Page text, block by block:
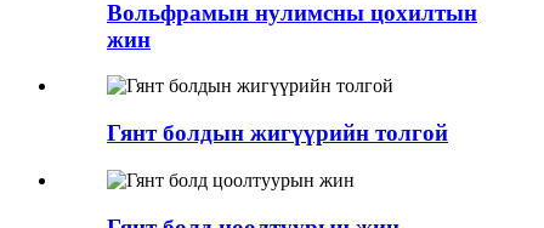
Вольфрамын нулимсны цохилтын
жин
Гянт болдын жигүүрийн толгой